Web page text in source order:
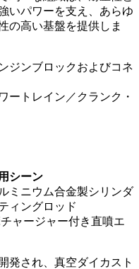
いパワーを支え、あらゆ
の高い基盤を提供しま
ジンブロックおよびコネ
ートレイン／クランク・
シーン
ミニウム合金製シリンダ
ィングロッド
ャージャー付き直噴エ
発され、真空ダイカスト